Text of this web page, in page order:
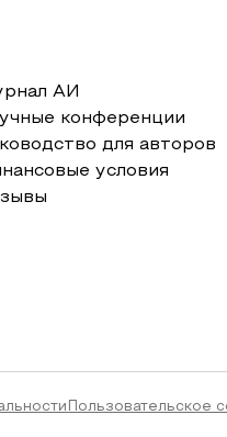
АИ
конференции
для авторов
условия
Пользовательское